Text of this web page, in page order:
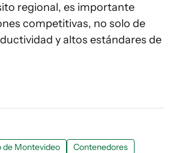
regional, es importante
competitivas, no solo de
y altos estándares de
de Montevideo
Contenedores